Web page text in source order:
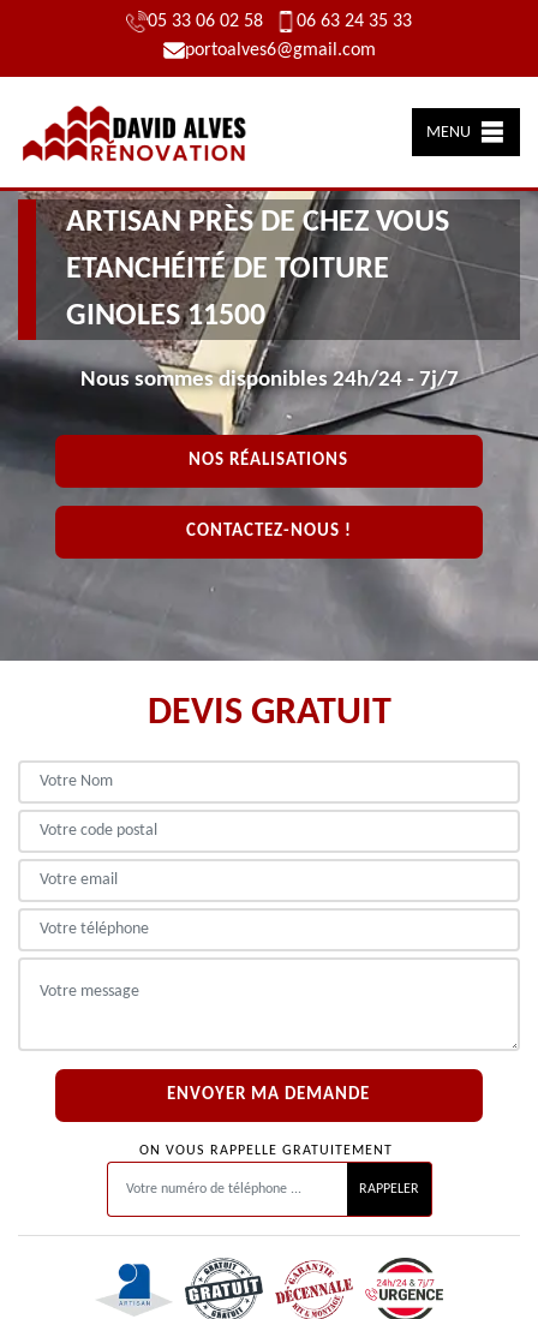
05 33 06 02 58
06 63 24 35 33
portoalves6@gmail.com
MENU
ARTISAN PRÈS DE CHEZ VOUS
ETANCHÉITÉ DE TOITURE
GINOLES 11500
Nous sommes disponibles 24h/24 - 7j/7
NOS RÉALISATIONS
CONTACTEZ-NOUS !
DEVIS GRATUIT
ON VOUS RAPPELLE GRATUITEMENT